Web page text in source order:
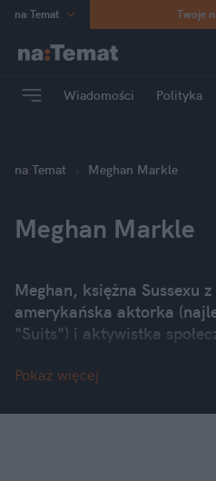
na:Temat
Poland
mama
Rozrywka
Twoje
Wiadomości Polityka
na:Temat Meghan Markle
Meghan Markle
Meghan, księżna Sussexu
amerykańska aktorka
"Suits") i aktywistka
księcia Sussexu, znanego
żonata – w 2011 roku
Pokaż więcej